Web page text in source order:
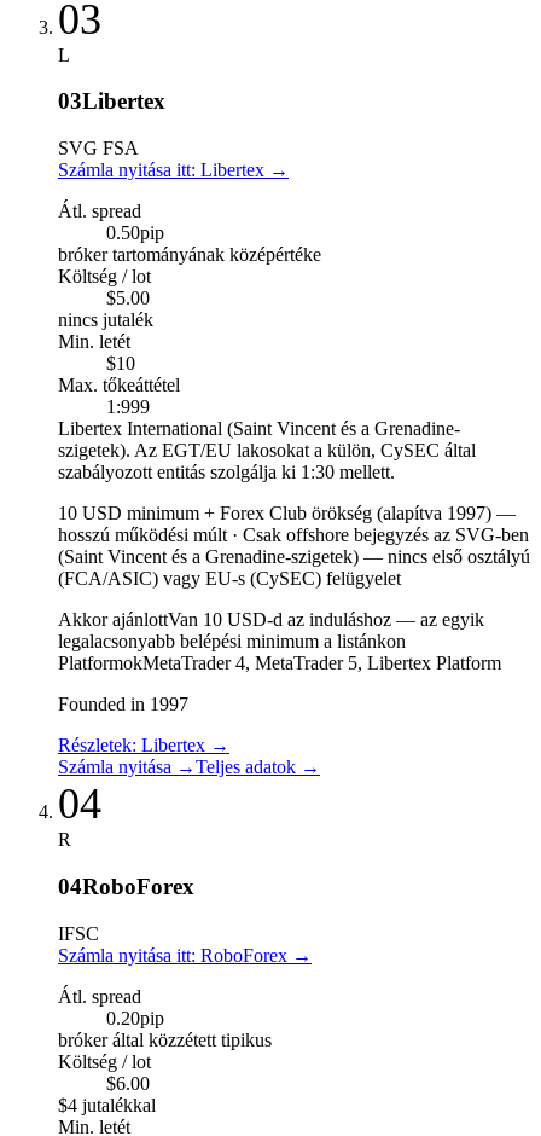
03
L
03Libertex
SVG FSA
Számla nyitása itt: Libertex →
Átl. spread
0.50pip
bróker tartományának középértéke
Költség / lot
$5.00
nincs jutalék
Min. letét
$10
Max. tőkeáttétel
1:999
Libertex International (Saint Vincent és a Grenadine-
szigetek). Az EGT/EU lakosokat a külön, CySEC által
szabályozott entitás szolgálja ki 1:30 mellett.
10 USD minimum + Forex Club örökség (alapítva 1997) —
hosszú működési múlt · Csak offshore bejegyzés az SVG-ben
(Saint Vincent és a Grenadine-szigetek) — nincs első osztályú
(FCA/ASIC) vagy EU-s (CySEC) felügyelet
Akkor ajánlottVan 10 USD-d az induláshoz — az egyik
legalacsonyabb belépési minimum a listánkon
PlatformokMetaTrader 4, MetaTrader 5, Libertex Platform
Founded in 1997
Részletek: Libertex →
Számla nyitása →Teljes adatok →
04
R
04RoboForex
IFSC
Számla nyitása itt: RoboForex →
Átl. spread
0.20pip
bróker által közzétett tipikus
Költség / lot
$6.00
$4 jutalékkal
Min. letét